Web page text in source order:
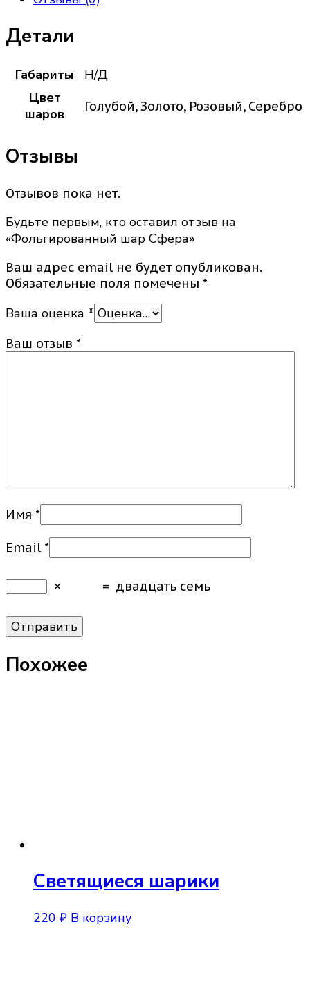
Детали
Габариты
Н/Д
Цвет
шаров
Голубой, Золото, Розовый, Серебро
Отзывы
Отзывов пока нет.
Будьте первым, кто оставил отзыв на
«Фольгированный шар Сфера»
Ваш адрес email не будет опубликован.
Обязательные поля помечены *
Ваша оценка *
Ваш отзыв *
Имя *
Email *
× = двадцать семь
Похожее
Светящиеся шарики
220 ₽ В корзину